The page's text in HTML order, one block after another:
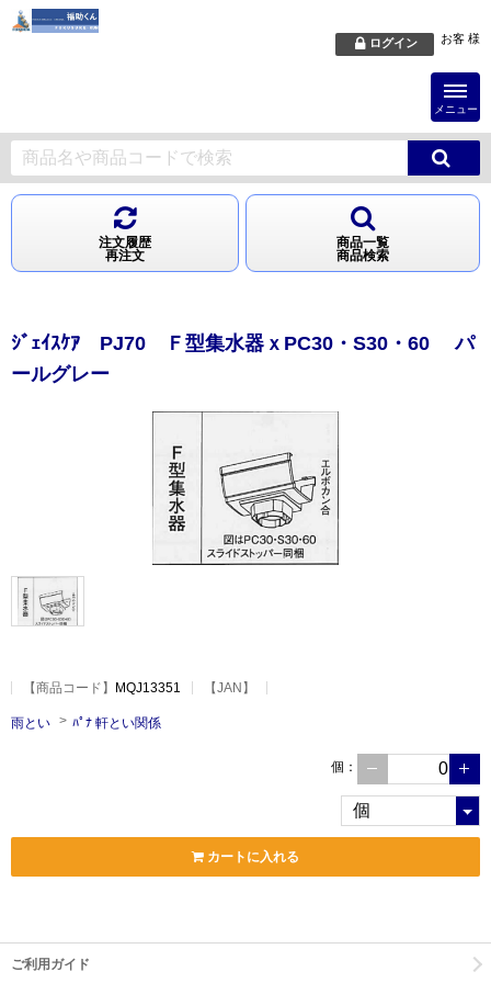
ログイン お客 様
メニュー
注文履歴
再注文
商品一覧
商品検索
ｼﾞｪｲｽｹｱ PJ70 Ｆ型集水器ｘPC30・S30・60 パ
ールグレー
【商品コード】 MQJ13351 【JAN】
雨とい ﾊﾟﾅ 軒とい関係
個 ：
カートに入れる
ご利用ガイド